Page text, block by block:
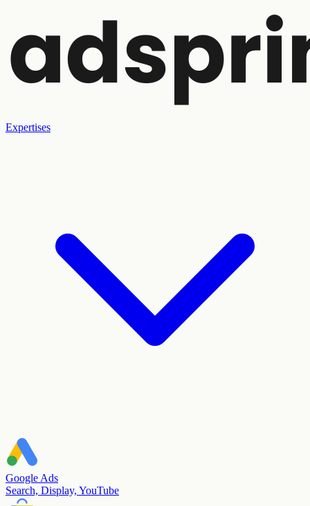
Expertises
Google Ads
Search, Display, YouTube